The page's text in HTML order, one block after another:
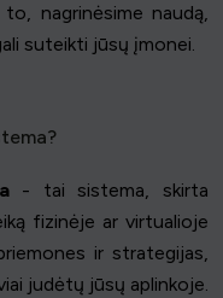
nagrinėsime naudą,
suteikti jūsų įmonei.
- tai sistema, skirta
fizinėje ar virtualioje
ir strategijas,
judėtų jūsų aplinkoje.